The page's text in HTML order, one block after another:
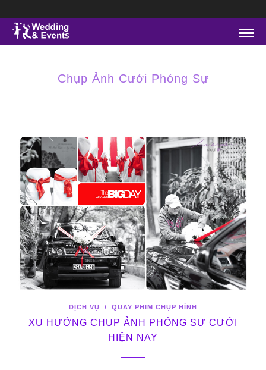
Chụp Ảnh Cưới Phóng Sự
DỊCH VỤ / QUAY PHIM CHỤP HÌNH
XU HƯỚNG CHỤP ẢNH PHÓNG SỰ CƯỚI
HIỆN NAY